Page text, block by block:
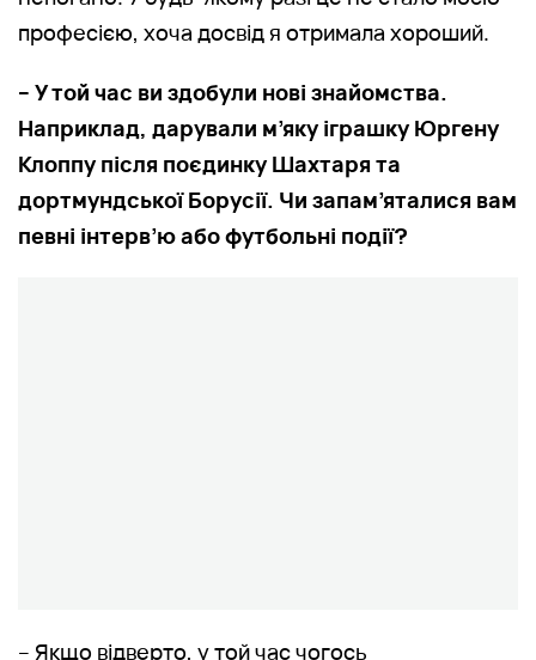
професією, хоча досвід я отримала хороший.
– У той час ви здобули нові знайомства.
Наприклад, дарували м’яку іграшку Юргену
Клоппу після поєдинку Шахтаря та
дортмундської Борусії. Чи запам’яталися вам
певні інтерв’ю або футбольні події?
– Якщо відверто, у той час чогось